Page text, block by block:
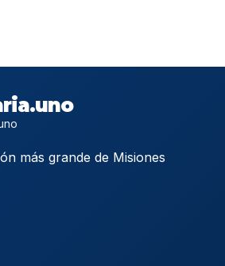
más grande de Misiones